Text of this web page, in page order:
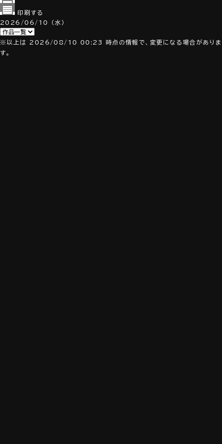
印刷する
2026/06/10
（水）
※以上は 2026/08/10 00:23 時点の情報で、変更になる場合がありま
す。